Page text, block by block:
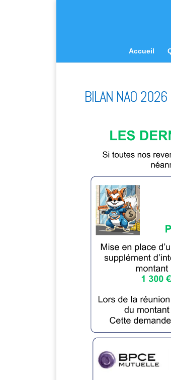
Accueil
BILAN NAO